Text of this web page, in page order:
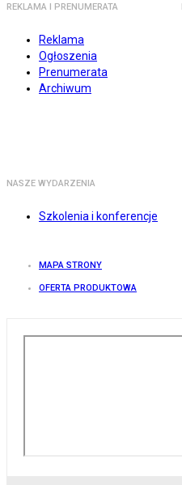
REKLAMA I PRENUMERATA
Reklama
Ogłoszenia
Prenumerata
Archiwum
NASZE WYDARZENIA
Szkolenia i konferencje
MAPA STRONY
OFERTA PRODUKTOWA